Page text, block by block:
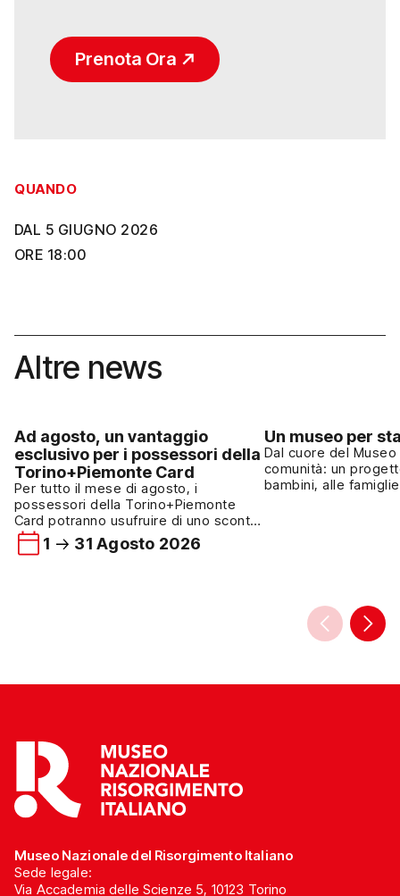
Prenota Ora
QUANDO
DAL 5 GIUGNO 2026
ORE 18:00
Altre news
Ad agosto, un vantaggio
esclusivo per i possessori della
Torino+Piemonte Card
Per tutto il mese di agosto, i
possessori della Torino+Piemonte
Card potranno usufruire di uno sconto
del 15% su tutti i prodotti del
bookshop del Museo Nazionale del
1 31 Agosto 2026
Un museo per
Dal cuore del
comunità: un
bambini, alle
Museo Nazionale del Risorgimento Italiano
Sede legale:
Via Accademia delle Scienze 5, 10123 Torino